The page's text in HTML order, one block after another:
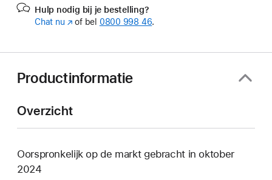
Hulp nodig bij je bestelling?
Chat nu (Wordt
of bel 0800 998 46.
Productinformatie
Overzicht
Oorspronkelijk op de markt gebracht in oktober
2024